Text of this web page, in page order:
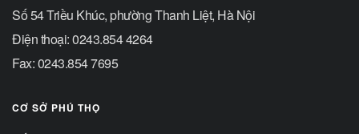
Số 54 Triều Khúc, phường Thanh Liệt, Hà Nội
Điện thoại: 0243.854 4264
Fax: 0243.854 7695
CƠ SỞ PHÚ THỌ